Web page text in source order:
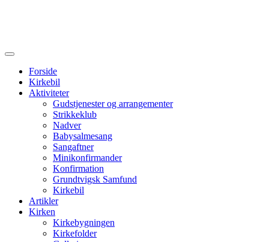
Forside
Kirkebil
Aktiviteter
Gudstjenester og arrangementer
Strikkeklub
Nadver
Babysalmesang
Sangaftner
Minikonfirmander
Konfirmation
Grundtvigsk Samfund
Kirkebil
Artikler
Kirken
Kirkebygningen
Kirkefolder